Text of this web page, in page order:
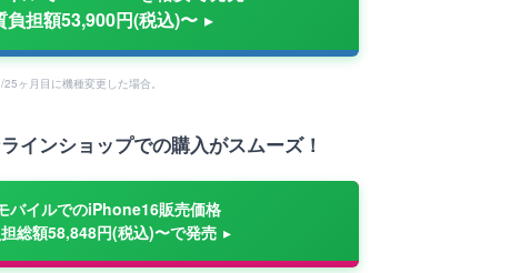
負担額53,900円(税込)〜
ヶ月目に機種変更した場合。
インショップでの購入がスムーズ！
バイルでのiPhone16販売価格
総額58,848円(税込)〜で発売